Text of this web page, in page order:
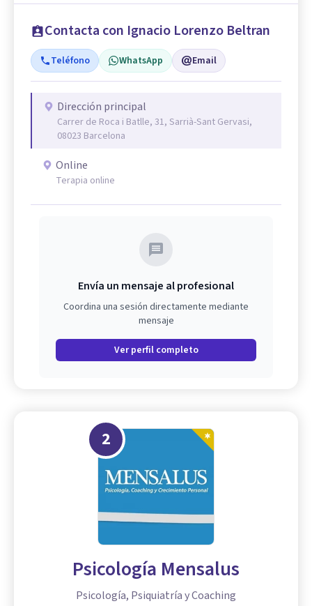
Contacta con Ignacio Lorenzo Beltran
Teléfono WhatsApp Email
Dirección principal
Carrer de Roca i Batlle, 31, Sarrià-Sant Gervasi,
08023 Barcelona
Online
Terapia online
Envía un mensaje al profesional
Coordina una sesión directamente mediante
mensaje
Ver perfil completo
2
Psicología Mensalus
Psicología, Psiquiatría y Coaching